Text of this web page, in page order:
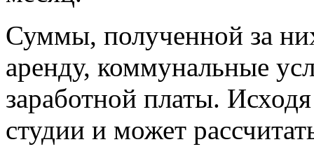
Суммы, полученной за
аренду, коммунальные
заработной платы.
студии и может